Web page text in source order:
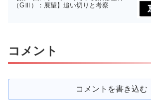
（GⅢ）：展望】追い切りと考察
コメント
コメントを書き込む